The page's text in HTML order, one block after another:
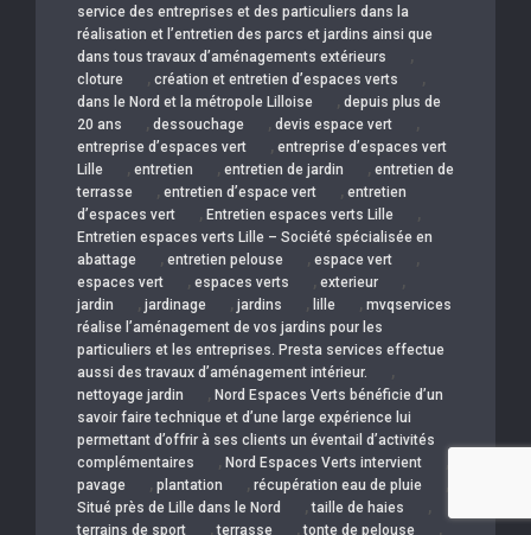
service des entreprises et des particuliers dans la
réalisation et l’entretien des parcs et jardins ainsi que
dans tous travaux d’aménagements extérieurs
,
cloture , création et entretien d’espaces verts ,
dans le Nord et la métropole Lilloise , depuis plus de
20 ans
, dessouchage , devis espace vert ,
entreprise d’espaces vert , entreprise d’espaces vert
Lille
, entretien , entretien de jardin , entretien de
terrasse
, entretien d’espace vert , entretien
d’espaces vert
, Entretien espaces verts Lille ,
Entretien espaces verts Lille – Société spécialisée en
abattage
, entretien pelouse , espace vert ,
espaces vert , espaces verts , exterieur ,
jardin , jardinage , jardins , lille , mvqservices
réalise l’aménagement de vos jardins pour les
particuliers et les entreprises. Presta services effectue
aussi des travaux d’aménagement intérieur.
,
nettoyage jardin , Nord Espaces Verts bénéficie d’un
savoir faire technique et d’une large expérience lui
permettant d’offrir à ses clients un éventail d’activités
complémentaires
, Nord Espaces Verts intervient
pavage , plantation , récupération eau de pluie
Situé près de Lille dans le Nord ,taille de haies ,
terrains de sport ,terrasse ,tonte de pelouse ,